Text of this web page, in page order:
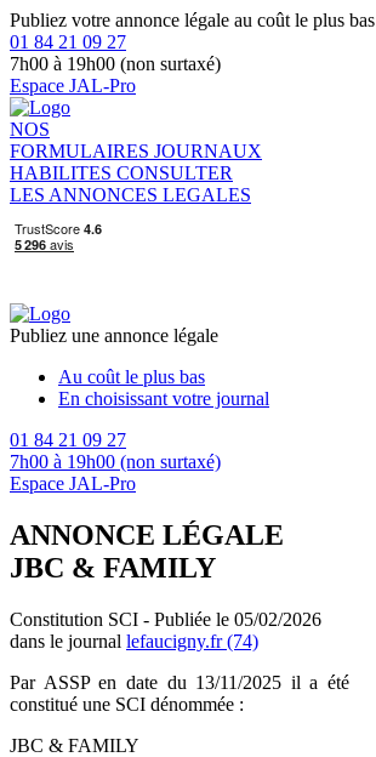
Publiez votre annonce légale au coût le plus bas
01 84 21 09 27
7h00 à 19h00 (non surtaxé)
Espace JAL-Pro
NOS
FORMULAIRES JOURNAUX
HABILITES CONSULTER
LES ANNONCES LEGALES
Publiez une annonce légale
Au coût le plus bas
En choisissant votre journal
01 84 21 09 27
7h00 à 19h00 (non surtaxé)
Espace JAL-Pro
ANNONCE LÉGALE
JBC & FAMILY
Constitution SCI - Publiée le 05/02/2026
dans le journal lefaucigny.fr (74)
Par ASSP en date du 13/11/2025 il a été
constitué une SCI dénommée :
JBC & FAMILY